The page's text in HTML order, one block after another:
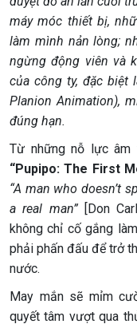
máy móc thiết bị,
làm mình nản lòng;
ngừng động viên và
của công ty, đặc biệt
Planion Animation),
đúng hạn.
Từ những nỗ lực
“Pupipo: The First
“A man who doesn’t
a real man”[Don
không chỉ cố gắng làm
phải phấn đấu để trở
nước.
May mắn sẽ mỉm
quyết tâm vượt qua